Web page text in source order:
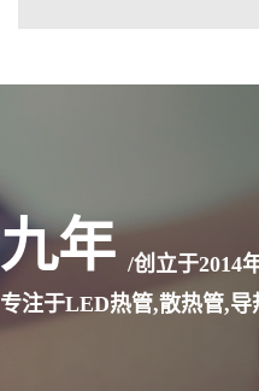
九年 /创立于2014
专注于LED热管,散热管,导